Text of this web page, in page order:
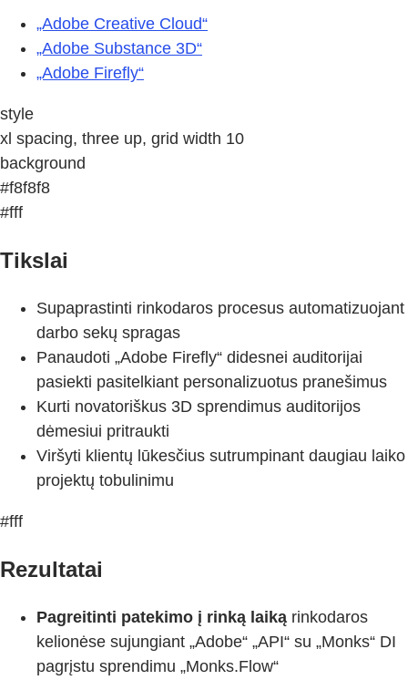
„Adobe Creative Cloud“
„Adobe Substance 3D“
„Adobe Firefly“
style
xl spacing, three up, grid width 10
background
#f8f8f8
#fff
Tikslai
Supaprastinti rinkodaros procesus automatizuojant
darbo sekų spragas
Panaudoti „Adobe Firefly“ didesnei auditorijai
pasiekti pasitelkiant personalizuotus pranešimus
Kurti novatoriškus 3D sprendimus auditorijos
dėmesiui pritraukti
Viršyti klientų lūkesčius sutrumpinant daugiau laiko
projektų tobulinimu
#fff
Rezultatai
Pagreitinti patekimo į rinką laiką rinkodaros
kelionėse sujungiant „Adobe“ „API“ su „Monks“ DI
pagrįstu sprendimu „Monks.Flow“